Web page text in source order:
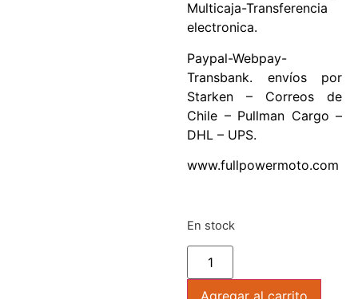
Multicaja-Transferencia
electronica.
Paypal-Webpay-
Transbank. envíos por
Starken – Correos de
Chile – Pullman Cargo –
DHL – UPS.
www.fullpowermoto.com
En stock